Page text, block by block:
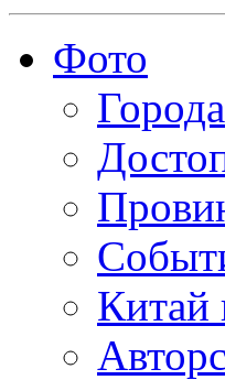
Фото
Города
Китай